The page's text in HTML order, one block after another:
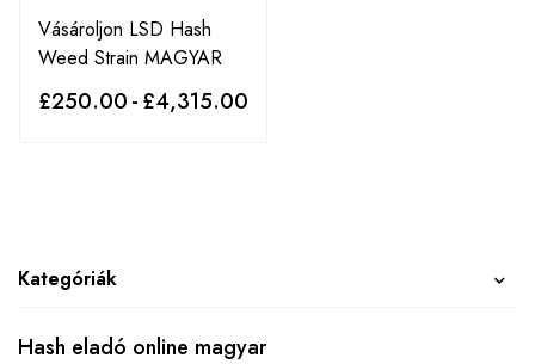
Kategóriák
Hash eladó online magyar
Vásároljon LSD Hash
Weed Strain MAGYAR
£250.00-£4,315.00